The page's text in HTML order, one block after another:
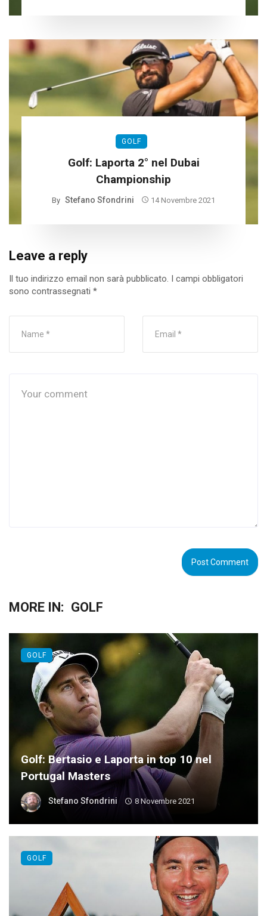
GOLF
Golf: Laporta 2° nel Dubai
Championship
By Stefano Sfondrini 14 Novembre 2021
Leave a reply
Il tuo indirizzo email non sarà pubblicato. I campi obbligatori
sono contrassegnati *
MORE IN: GOLF
Golf: Bertasio e Laporta in top 10 nel
Portugal Masters
Stefano Sfondrini 8 Novembre 2021
GOLF
GOLF